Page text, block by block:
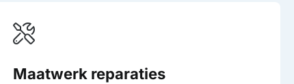
Maatwerk reparaties